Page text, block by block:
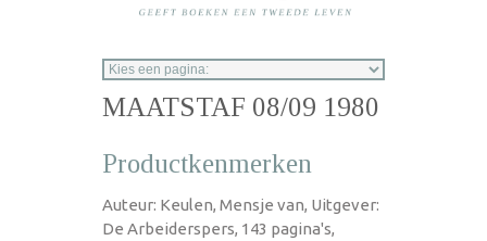
MAATSTAF 08/09 1980
Productkenmerken
Auteur: Keulen, Mensje van, Uitgever:
De Arbeiderspers, 143 pagina's,